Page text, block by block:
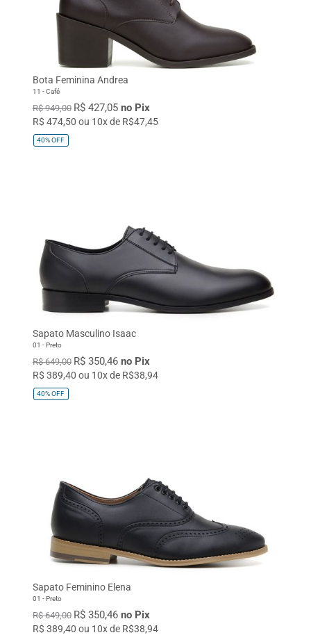
Bota Feminina Andrea
11 - Café
R$ 949,00 R$ 427,05 no Pix
R$ 474,50 ou 10x de R$47,45
40%OFF
Sapato Masculino Isaac
01 - Preto
R$ 649,00 R$ 350,46 no Pix
R$ 389,40 ou 10x de R$38,94
40%OFF
Sapato Feminino Elena
01 - Preto
R$ 649,00 R$ 350,46 no Pix
R$ 389,40 ou 10x de R$38,94